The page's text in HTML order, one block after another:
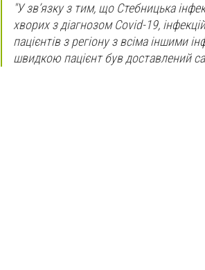
"У зв’язку з тим, що Стебницька
хворих з діагнозом Covid-19,
пацієнтів з регіону з всіма іншими
швидкою пацієнт був доставлений